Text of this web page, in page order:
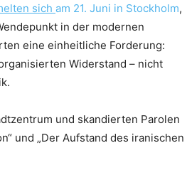
sich am 21. Juni in Stockholm,
in der modernen
eine einheitliche Forderung:
Widerstand – nicht
und skandierten Parolen
und „Der Aufstand des iranischen